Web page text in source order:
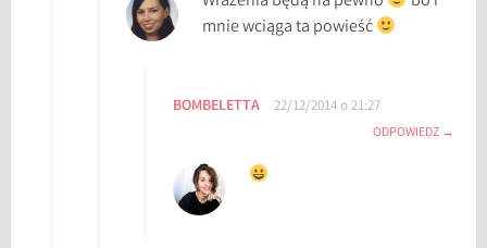
mnie wciąga ta powieść
BOMBELETTA 22/12/2014 o 21:27
ODPOWIEDZ